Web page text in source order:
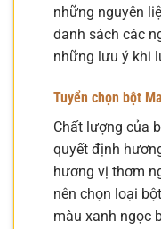
những nguyên
danh sách các
những lưu ý khi
Tuyển chọn bột
Chất lượng của
quyết định
hương vị thơm
nên chọn loại
màu xanh ngọc